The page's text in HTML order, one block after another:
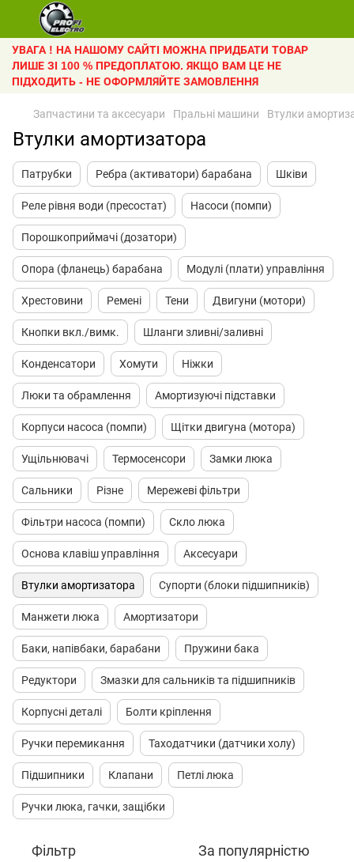
УВАГА ! НА НАШОМУ САЙТІ МОЖНА ПРИДБАТИ ТОВАР
ЛИШЕ ЗІ 100 % ПРЕДОПЛАТОЮ. ЯКЩО ВАМ ЦЕ НЕ
ПІДХОДИТЬ - НЕ ОФОРМЛЯЙТЕ ЗАМОВЛЕННЯ
Запчастини та аксесуари Пральні машини Втулки
Втулки амортизатора
Патрубки Ребра (активатори) барабана Шківи
Реле рівня води (пресостат) Насоси (помпи)
Порошкоприймачі (дозатори)
Опора (фланець) барабана Модулі (плати) управління
Хрестовини Ремені Тени Двигуни (мотори)
Кнопки вкл./вимк. Шланги зливні/заливні
Конденсатори Хомути Ніжки
Люки та обрамлення Амортизуючі підставки
Корпуси насоса (помпи) Щітки двигуна (мотора)
Ущільнювачі Термосенсори Замки люка
Сальники Різне Мережеві фільтри
Фільтри насоса (помпи) Скло люка
Основа клавіш управління Аксесуари
Втулки амортизатора Супорти (блоки підшипників)
Манжети люка Амортизатори
Баки, напівбаки, барабани Пружини бака
Редуктори Змазки для сальників та підшипників
Корпусні деталі Болти кріплення
Ручки перемикання Таходатчики (датчики холу)
Підшипники Клапани Петлі люка
Ручки люка, гачки, защібки
Фільтр За популярністю